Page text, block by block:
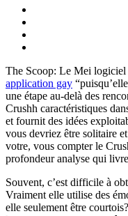
The Scoop: Le Mei logiciel
application gay
une étape au-delà des
Crushh caractéristiques
et fournit des idées
vous devriez être solitaire
votre, vous compter le
profondeur analyse qui
Souvent, c’est difficile à
Vraiment elle utilise des
elle seulement être